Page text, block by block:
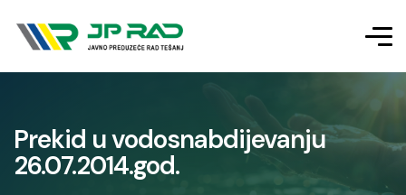
Prekid u vodosnabdijevanju
26.07.2014.god.